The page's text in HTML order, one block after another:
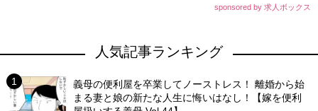
sponsored by 求人ボックス
人気記事ランキング
義母の便利屋を卒業してノーストレス！ 離婚から始
まる妻と娘の新たな人生に悔いはなし！【嫁を便利